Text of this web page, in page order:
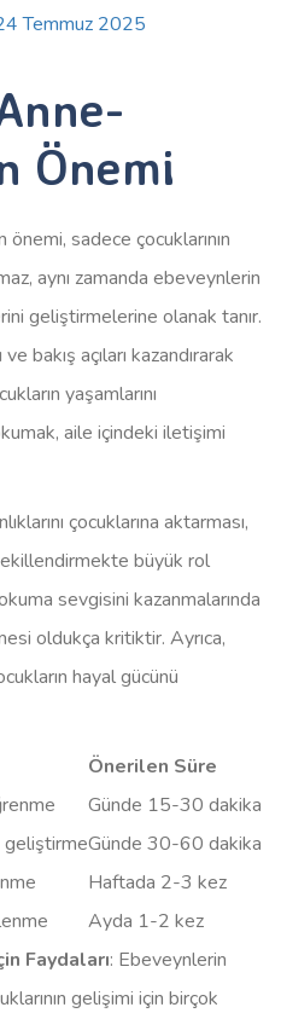
Temmuz 2025
Önemi
önemi, sadece çocuklarının
aynı zamanda ebeveynlerin
geliştirmelerine olanak tanır.
bakış açıları kazandırarak
yaşamlarını
aile içindeki iletişimi
çocuklarına aktarması,
şekillendirmekte büyük rol
sevgisini kazanmalarında
oldukça kritiktir. Ayrıca,
hayal gücünü
Önerilen Süre
Günde 15-30 dakika
geliştirmeGünde 30-60 dakika
Haftada 2-3 kez
Ayda 1-2 kez
Faydaları: Ebeveynlerin
gelişimi için birçok